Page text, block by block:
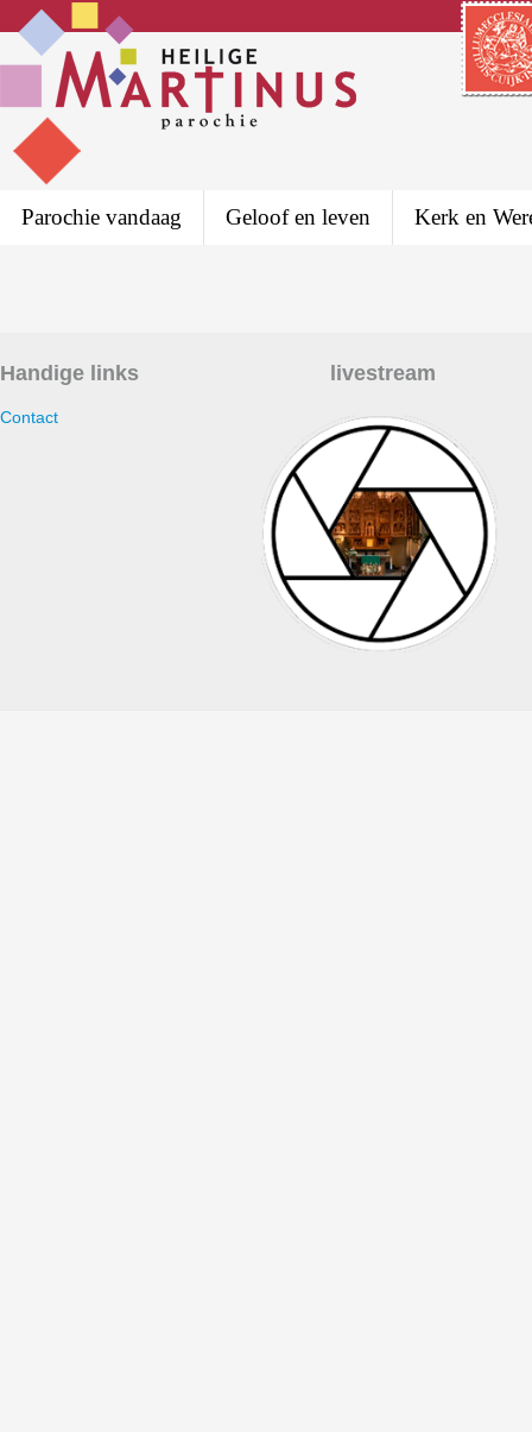
Parochie vandaag Geloof en leven Kerk en
Handige links
Contact
livestream